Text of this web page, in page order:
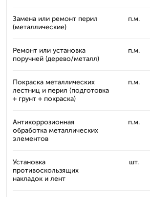
Замена или ремонт перил
(металлические)
п.м.
Ремонт или установка
поручней (дерево/металл)
п.м.
Покраска металлических
лестниц и перил (подготовка
+ грунт + покраска)
п.м.
Антикоррозионная
обработка металлических
элементов
п.м.
Установка
противоскользящих
накладок и лент
шт.